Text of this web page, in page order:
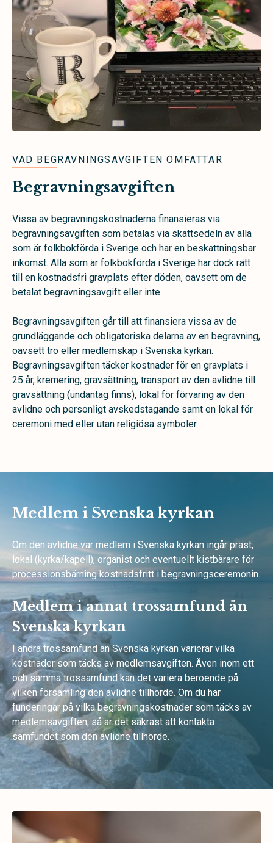
VAD BEGRAVNINGSAVGIFTEN OMFATTAR
Begravningsavgiften
Vissa av begravningskostnaderna finansieras via
begravningsavgiften som betalas via skattsedeln av alla
som är folkbokförda i Sverige och har en beskattningsbar
inkomst. Alla som är folkbokförda i Sverige har dock rätt
till en kostnadsfri gravplats efter döden, oavsett om de
betalat begravningsavgift eller inte.
Begravningsavgiften går till att finansiera vissa av de
grundläggande och obligatoriska delarna av en begravning,
oavsett tro eller medlemskap i Svenska kyrkan.
Begravningsavgiften täcker kostnader för en gravplats i
25 år, kremering, gravsättning, transport av den avlidne till
gravsättning (undantag finns), lokal för förvaring av den
avlidne och personligt avskedstagande samt en lokal för
ceremoni med eller utan religiösa symboler.
Medlem i Svenska kyrkan
Om den avlidne var medlem i Svenska kyrkan ingår präst,
lokal (kyrka/kapell), organist och eventuellt kistbärare för
processionsbärning kostnadsfritt i begravningsceremonin.
Medlem i annat trossamfund än
Svenska kyrkan
I andra trossamfund än Svenska kyrkan varierar vilka
kostnader som täcks av medlemsavgiften. Även inom ett
och samma trossamfund kan det variera beroende på
vilken församling den avlidne tillhörde. Om du har
funderingar på vilka begravningskostnader som täcks av
medlemsavgiften, så är det säkrast att kontakta
samfundet som den avlidne tillhörde.